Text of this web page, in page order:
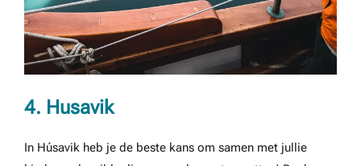
4. Husavik
In Húsavik heb je de beste kans om samen met jullie